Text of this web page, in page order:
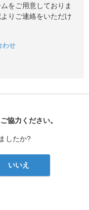
をご用意しておりま
りご連絡をいただけ
わせ
協力ください。
したか?
いいえ